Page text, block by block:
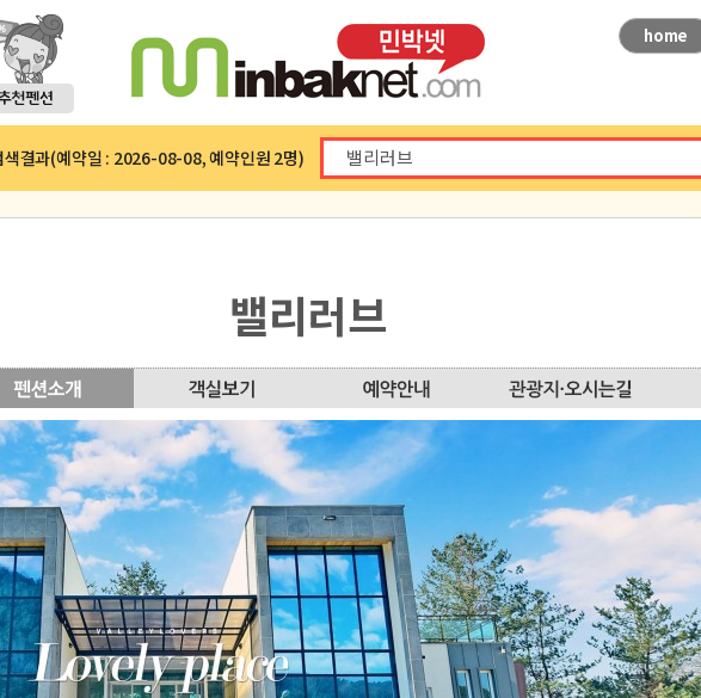
home
색결과(예약일 : 2026-08-08, 예약인원 2명)
밸리러브